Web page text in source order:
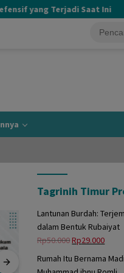
yang Terjadi Saat Ini
Tagrinih Timur
Lantunan Burdah:
dalam Bentuk Rubaiyat
Rp50.000Harga
adalah:
Rp29.000Harga
Rumah Itu Bernama